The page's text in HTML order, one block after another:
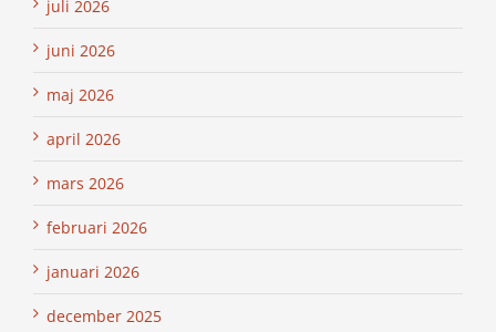
juli 2026
juni 2026
maj 2026
april 2026
mars 2026
februari 2026
januari 2026
december 2025